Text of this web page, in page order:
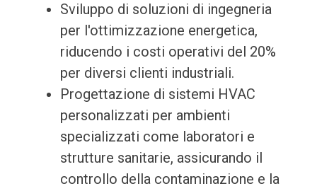
Sviluppo di soluzioni di ingegneria
per l'ottimizzazione energetica,
riducendo i costi operativi del 20%
per diversi clienti industriali.
Progettazione di sistemi HVAC
personalizzati per ambienti
specializzati come laboratori e
strutture sanitarie, assicurando il
controllo della contaminazione e la